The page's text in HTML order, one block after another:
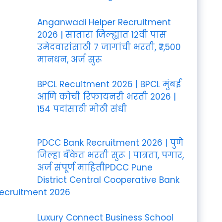
Anganwadi Helper Recruitment
2026 | सातारा जिल्ह्यात 12वी पास
उमेदवारांसाठी 7 जागांची भरती, ₹7,500
मानधन, अर्ज सुरू
BPCL Recuitment 2026 | BPCL मुंबई
आणि कोची रिफायनरी भरती 2026 |
154 पदांसाठी मोठी संधी
PDCC Bank Recruitment 2026 | पुणे
जिल्हा बँकेत भरती सुरू | पात्रता, पगार,
अर्ज संपूर्ण माहितीPDCC Pune
District Central Cooperative Bank
2026
Luxury Connect Business School